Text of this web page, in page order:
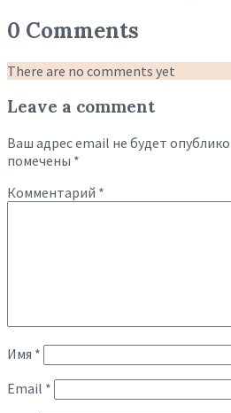
0 Comments
There are no comments yet
Leave a comment
Ваш адрес email не будет
помечены *
Комментарий *
Имя *
Email *